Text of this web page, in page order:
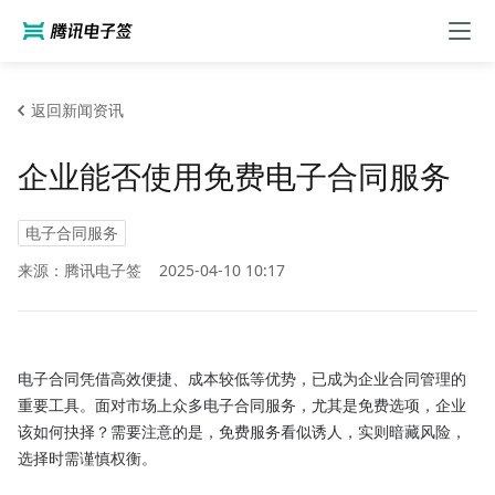
返回新闻资讯
企业能否使用免费电子合同服务
电子合同服务
来源：腾讯电子签
2025-04-10 10:17
电子合同凭借高效便捷、成本较低等优势，已成为企业合同管理的
重要工具。面对市场上众多电子合同服务，尤其是免费选项，企业
该如何抉择？需要注意的是，免费服务看似诱人，实则暗藏风险，
选择时需谨慎权衡。